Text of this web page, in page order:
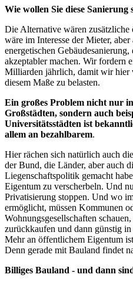
Wie wollen Sie diese
Die Alternative wären
wäre im Interesse der Mieter,
energetischen
akzeptabler machen. Wir fordern
Milliarden jährlich, damit wir hier
diesem Maße zu belasten.
Ein großes Problem nicht nur
Großstädten, sondern auch
Universitätsstädten ist
allem an bezahlbarem.
Hier rächen sich natürlich auch
der Bund, die Länder, aber auch
Liegenschaftspolitik gemacht
Eigentum zu verscherbeln. Und
Privatisierung stoppen. Und wo
ermöglicht, müssen Kommunen
Wohnungsgesellschaften
zurückkaufen und dann günstig
Mehr an öffentlichem Eigentum
Denn gerade mit Bauland findet
Billiges Bauland - und dann